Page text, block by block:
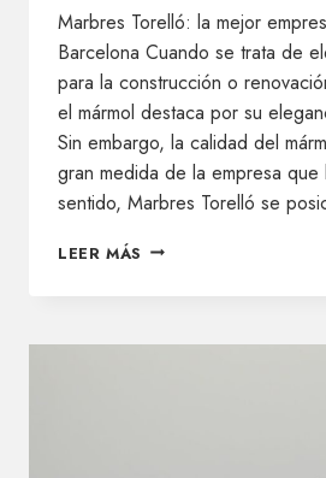
Marbres Torelló: la mejor
Barcelona Cuando se trata de
para la construcción o
el mármol destaca por su
Sin embargo, la calidad del
gran medida de la empresa
sentido, Marbres Torelló se
LEER MÁS LA
QUE